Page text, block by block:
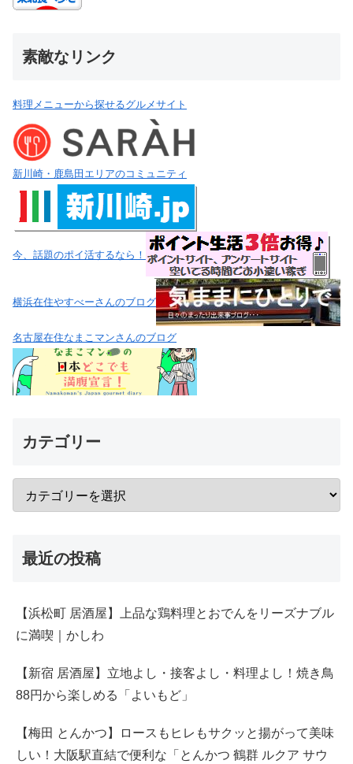
素敵なリンク
料理メニューから探せるグルメサイト
新川崎・鹿島田エリアのコミュニティ
今、話題のポイ活するなら！
横浜在住やすべーさんのブログ
名古屋在住なまこマンさんのブログ
カテゴリー
最近の投稿
【浜松町 居酒屋】上品な鶏料理とおでんをリーズナブル
に満喫｜かしわ
【新宿 居酒屋】立地よし・接客よし・料理よし！焼き鳥
88円から楽しめる「よいもど」
【梅田 とんかつ】ロースもヒレもサクッと揚がって美味
しい！大阪駅直結で便利な「とんかつ 鶴群 ルクア サウ